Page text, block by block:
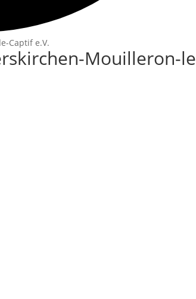
Captif e.V.
Mouilleron-